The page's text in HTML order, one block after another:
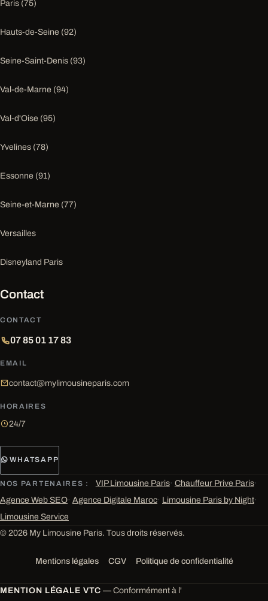
Paris (75)
Hauts-de-Seine (92)
Seine-Saint-Denis (93)
Val-de-Marne (94)
Val-d'Oise (95)
Yvelines (78)
Essonne (91)
Seine-et-Marne (77)
Versailles
Disneyland Paris
Contact
CONTACT
07 85 01 17 83
EMAIL
contact@mylimousineparis.com
HORAIRES
24/7
WHATSAPP
NOS PARTENAIRES : VIP Limousine Paris· Chauffeur Prive Paris·
Agence Web SEO· Agence Digitale Maroc· Limousine Paris by Night·
Limousine Service
© 2026 My Limousine Paris. Tous droits réservés.
Mentions légales CGV Politique de confidentialité
MENTION LÉGALE VTC — Conformément à l'